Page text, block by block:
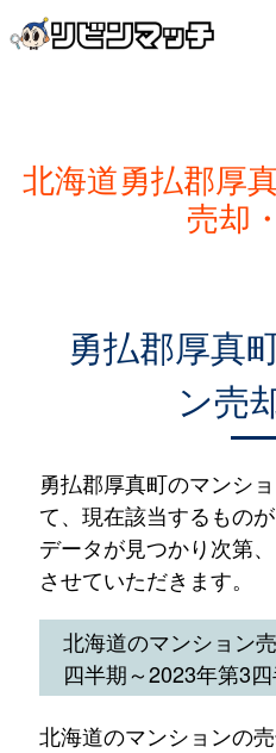
北海道勇払郡厚
売却
勇払郡厚真
ン売
勇払郡厚真町のマンシ
て、現在該当するもの
データが見つかり次第
させていただきます。
北海道のマンション
四半期～2023年第3四
北海道のマンションの